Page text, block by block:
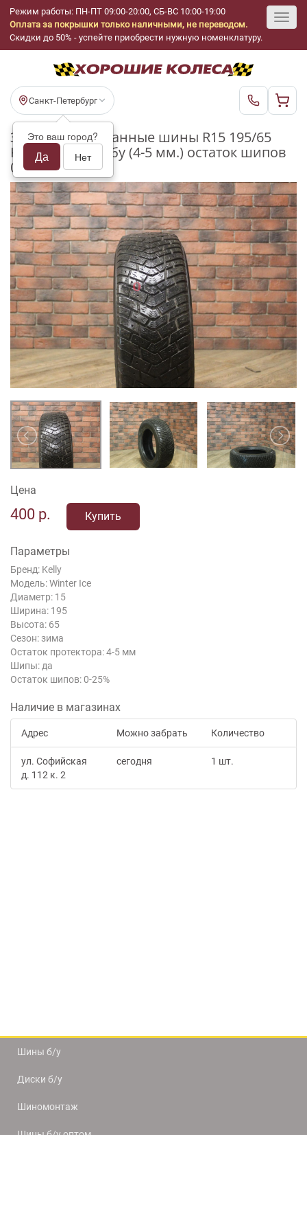
Режим работы: ПН-ПТ 09:00-20:00, СБ-ВС 10:00-19:00
Оплата за покрышки только наличными, не переводом.
Скидки до 50% - успейте приобрести нужную номенклатуру.
Санкт-Петербург
Это ваш город?
Да Нет
Зимние шипованные шины R15 195/65
Kelly Winter Ice бу (4-5 мм.) остаток шипов
0-25%
Цена
400 р. Купить
Параметры
Бренд: Kelly
Модель: Winter Ice
Диаметр: 15
Ширина: 195
Высота: 65
Сезон: зима
Остаток протектора: 4-5 мм
Шипы: да
Остаток шипов: 0-25%
Наличие в магазинах
Адрес Можно забрать Количество
ул. Софийская
д. 112 к. 2
сегодня 1 шт.
Шины б/у
Диски б/у
Шиномонтаж
Шины б/у оптом